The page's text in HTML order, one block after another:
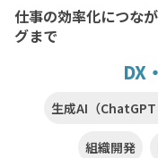
仕事の効率化につな
グまで
DX
生成AI（
組織開発